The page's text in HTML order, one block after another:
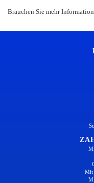
Brauchen Sie mehr
Mit